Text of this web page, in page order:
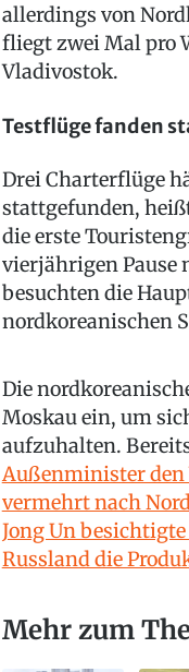
allerdings von
fliegt zwei Mal pro
Vladivostok.
Testflüge fanden
Drei Charterflüge
stattgefunden,
die erste
vierjährigen Pause
besuchten die
nordkoreanischen
Die
Moskau ein, um
aufzuhalten.
Außenminister den
vermehrt nach
Jong Un
Russland die
Mehr zum